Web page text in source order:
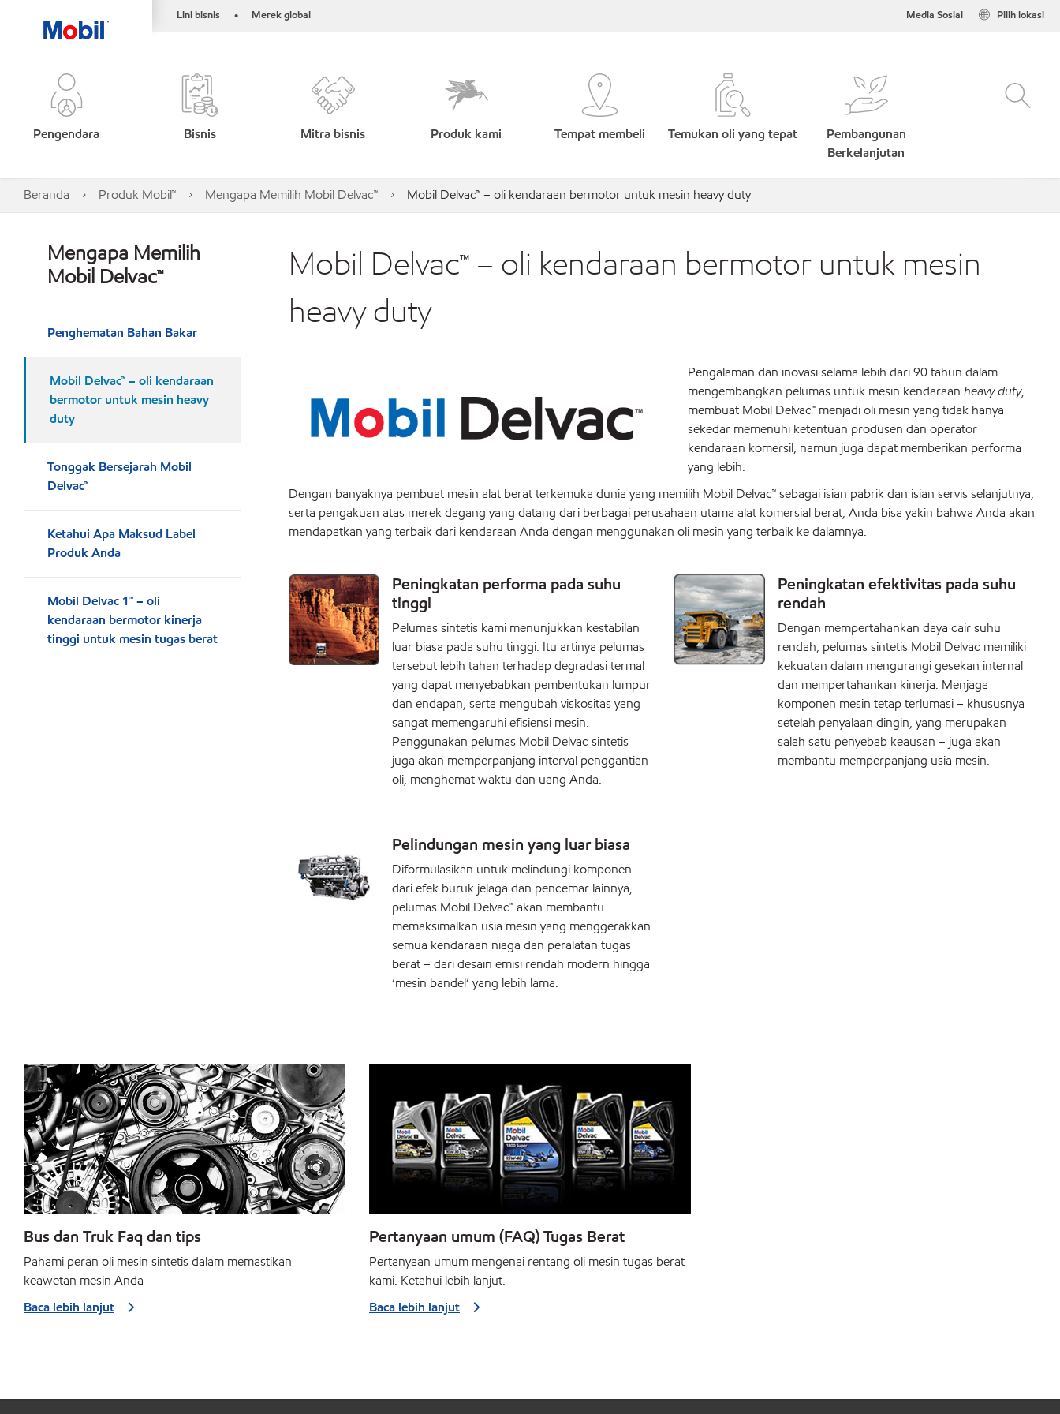
Lini bisnis • Merek global Pilih lokasi
Media Sosial
Pengendara Bisnis Mitra bisnis Produk kami Tempat membeli Temukan oli yang tepat
Pembangunan
Berkelanjutan
Beranda Produk Mobil™ Mengapa Memilih Mobil Delvac™ Mobil Delvac™ – oli kendaraan bermotor untuk mesin heavy duty
Mengapa Memilih
Mobil Delvac™
Penghematan Bahan Bakar
Mobil Delvac™ – oli kendaraan
bermotor untuk mesin heavy
duty
Tonggak Bersejarah Mobil
Delvac™
Ketahui Apa Maksud Label
Produk Anda
Mobil Delvac 1™ – oli
kendaraan bermotor kinerja
tinggi untuk mesin tugas berat
Mobil Delvac™ – oli kendaraan bermotor untuk mesin
heavy duty
Pengalaman dan inovasi selama lebih dari 90 tahun dalam
mengembangkan pelumas untuk mesin kendaraan heavy duty,
membuat Mobil Delvac™ menjadi oli mesin yang tidak hanya
sekedar memenuhi ketentuan produsen dan operator
kendaraan komersil, namun juga dapat memberikan performa
yang lebih.
Dengan banyaknya pembuat mesin alat berat terkemuka dunia yang memilih Mobil Delvac™ sebagai isian pabrik dan isian servis selanjutnya,
serta pengakuan atas merek dagang yang datang dari berbagai perusahaan utama alat komersial berat, Anda bisa yakin bahwa Anda akan
mendapatkan yang terbaik dari kendaraan Anda dengan menggunakan oli mesin yang terbaik ke dalamnya.
Peningkatan performa pada suhu
tinggi
Pelumas sintetis kami menunjukkan kestabilan
luar biasa pada suhu tinggi. Itu artinya pelumas
tersebut lebih tahan terhadap degradasi termal
yang dapat menyebabkan pembentukan lumpur
dan endapan, serta mengubah viskositas yang
sangat memengaruhi efisiensi mesin.
Penggunakan pelumas Mobil Delvac sintetis
juga akan memperpanjang interval penggantian
oli, menghemat waktu dan uang Anda.
Peningkatan efektivitas pada suhu
rendah
Dengan mempertahankan daya cair suhu
rendah, pelumas sintetis Mobil Delvac memiliki
kekuatan dalam mengurangi gesekan internal
dan mempertahankan kinerja. Menjaga
komponen mesin tetap terlumasi – khususnya
setelah penyalaan dingin, yang merupakan
salah satu penyebab keausan – juga akan
membantu memperpanjang usia mesin.
Pelindungan mesin yang luar biasa
Diformulasikan untuk melindungi komponen
dari efek buruk jelaga dan pencemar lainnya,
pelumas Mobil Delvac™ akan membantu
memaksimalkan usia mesin yang menggerakkan
semua kendaraan niaga dan peralatan tugas
berat – dari desain emisi rendah modern hingga
‘mesin bandel’ yang lebih lama.
Bus dan Truk Faq dan tips
Pahami peran oli mesin sintetis dalam memastikan
keawetan mesin Anda
Baca lebih lanjut
Pertanyaan umum (FAQ) Tugas Berat
Pertanyaan umum mengenai rentang oli mesin tugas berat
kami. Ketahui lebih lanjut.
Baca lebih lanjut